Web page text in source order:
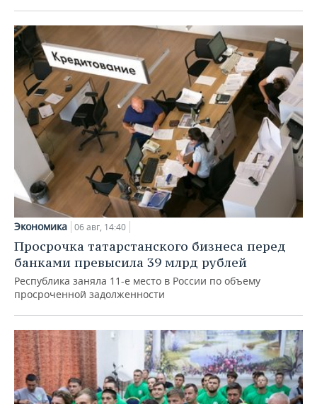
Экономика 06 авг, 14:40
Просрочка татарстанского бизнеса перед
банками превысила 39 млрд рублей
Республика заняла 11-е место в России по объему
просроченной задолженности